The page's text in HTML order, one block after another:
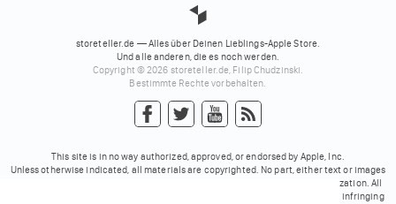
storeteller.de — Alles über Deinen Lieblings-Apple Store.
Und alle anderen, die es noch werden.
Copyright © 2026 storeteller.de, Filip Chudzinski.
Bestimmte Rechte vorbehalten.
This site is in no way authorized, approved, or endorsed by Apple, Inc.
Unless otherwise indicated, all materials are copyrighted. No part, either text or images
may be used for any purpose other than personal use, unless explicit authorization. All
trademarks mentioned on these pages belong to their respective owners. No infringing